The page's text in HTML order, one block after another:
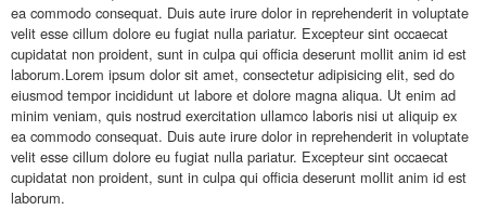
ea commodo consequat. Duis aute irure dolor in reprehenderit in voluptate
velit esse cillum dolore eu fugiat nulla pariatur. Excepteur sint occaecat
cupidatat non proident, sunt in culpa qui officia deserunt mollit anim id est
laborum.Lorem ipsum dolor sit amet, consectetur adipisicing elit, sed do
eiusmod tempor incididunt ut labore et dolore magna aliqua. Ut enim ad
minim veniam, quis nostrud exercitation ullamco laboris nisi ut aliquip ex
ea commodo consequat. Duis aute irure dolor in reprehenderit in voluptate
velit esse cillum dolore eu fugiat nulla pariatur. Excepteur sint occaecat
cupidatat non proident, sunt in culpa qui officia deserunt mollit anim id est
laborum.